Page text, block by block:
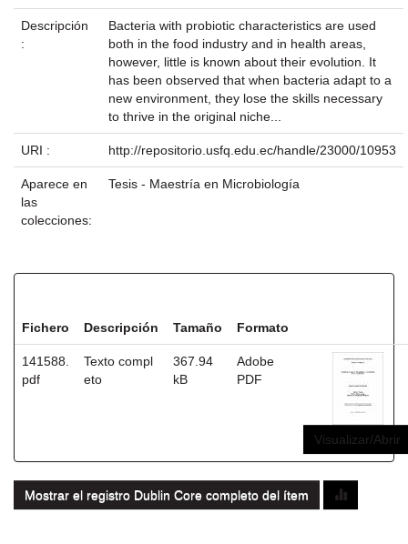
Descripción
:
Bacteria with probiotic characteristics are used
both in the food industry and in health areas,
however, little is known about their evolution. It
has been observed that when bacteria adapt to a
new environment, they lose the skills necessary
to thrive in the original niche...
URI : http://repositorio.usfq.edu.ec/handle/23000/10953
Aparece en
las
colecciones:
Tesis - Maestría en Microbiología
Fichero Descripción Tamaño Formato
141588.
pdf
Texto compl
eto
367.94
kB
Adobe
PDF
Visualizar/Abrir
Mostrar el registro Dublin Core completo del ítem